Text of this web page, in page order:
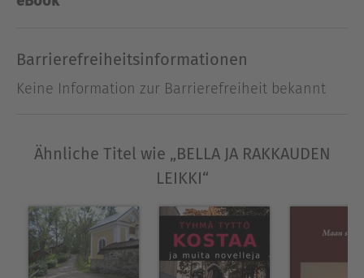
sijoittuvat Helsinkiin, Pariisiin, Madridiin ja
Seychelleille. Tarinassa koetaan särkyneitä
Ausblenden
Barrierefreiheitsinformationen
Keine Information zur Barrierefreiheit bekannt
Ähnliche Titel wie „BELLA JA RAKKAUDEN
LEIKKI“